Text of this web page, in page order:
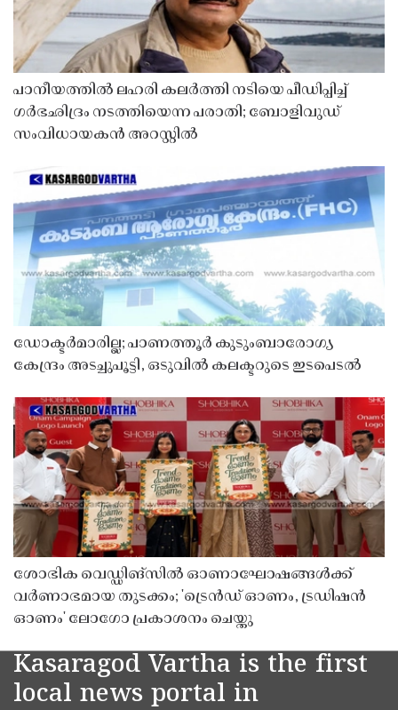
പാനീയത്തിൽ ലഹരി കലർത്തി നടിയെ പീഡിപ്പിച്ച്
ഗർഭഛിദ്രം നടത്തിയെന്ന പരാതി; ബോളിവുഡ്
സംവിധായകൻ അറസ്റ്റിൽ
ഡോക്ടർമാരില്ല; പാണത്തൂർ കുടുംബാരോഗ്യ
കേന്ദ്രം അടച്ചുപൂട്ടി, ഒടുവിൽ കലക്ടറുടെ ഇടപെടൽ
ശോഭിക വെഡ്ഡിങ്സിൽ ഓണാഘോഷങ്ങൾക്ക്
വർണാഭമായ തുടക്കം; 'ട്രെൻഡ് ഓണം, ട്രഡിഷൻ
ഓണം' ലോഗോ പ്രകാശനം ചെയ്തു
Kasaragod Vartha is the first
local news portal in